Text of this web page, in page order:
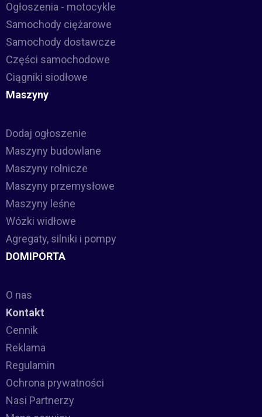
Ogłoszenia - motocykle
Samochody ciężarowe
Samochody dostawcze
Części samochodowe
Ciągniki siodłowe
Maszyny
Dodaj ogłoszenie
Maszyny budowlane
Maszyny rolnicze
Maszyny przemysłowe
Maszyny leśne
Wózki widłowe
Agregaty, silniki i pompy
DOMIPORTA
O nas
Kontakt
Cennik
Reklama
Regulamin
Ochrona prywatności
Nasi Partnerzy